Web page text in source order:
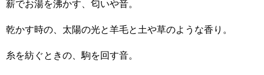
薪でお湯を沸かす、匂いや音。
乾かす時の、太陽の光と羊毛と土や草のような香り。
糸を紡ぐときの、駒を回す音。